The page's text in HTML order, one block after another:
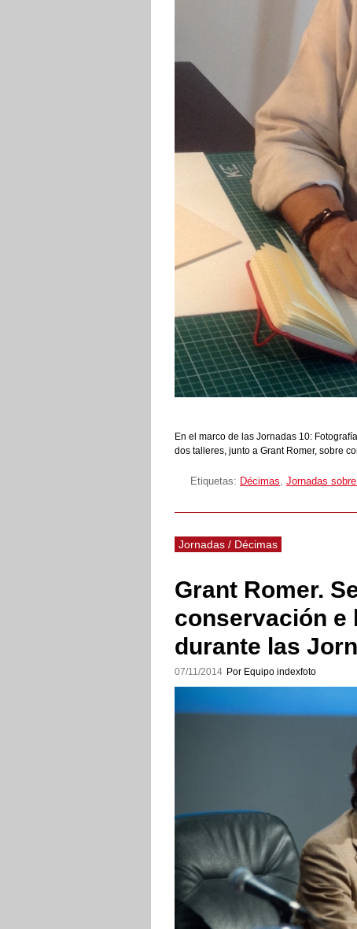
En el marco de las Jornadas 10:
dos talleres, junto a Grant Romer, sobre
Etiquetas: Décimas, Jornadas
Jornadas / Décimas
Grant Romer.
conservación e
durante las
07/11/2014 Por Equipo indexfoto